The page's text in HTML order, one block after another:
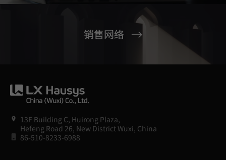
销售网络
13F Building C, Huirong Plaza,
Hefeng Road 26, New District Wuxi, China
86-510-8233-6988